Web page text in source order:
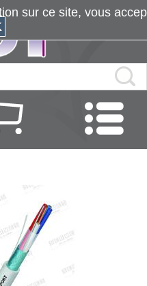
sur ce site, vous